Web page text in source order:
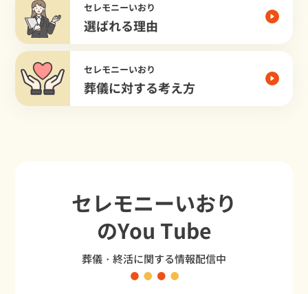
セレモニーいおり
選ばれる理由
セレモニーいおり
葬儀に対する考え方
セレモニーいおり
のYou Tube
葬儀・終活に関する情報配信中